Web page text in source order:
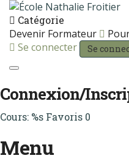
Catégorie
Devenir Formateur
Se connecter
Se
Toggle navigation
Connexion/
Cours: %s Favoris 0
Menu